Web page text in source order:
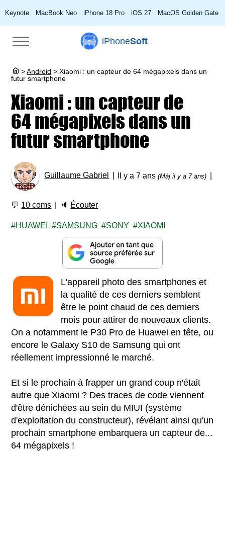
Keynote MacBook Neo iPhone 18 Pro iOS 27 MacOS Golden Gate
iPhoneSoft
> Android > Xiaomi : un capteur de 64 mégapixels dans un
futur smartphone
Xiaomi : un capteur de
64 mégapixels dans un
futur smartphone
Guillaume Gabriel Il y a 7 ans(Màj il y a 7 ans)
💬 10 coms 🔈 Écouter
HUAWEI SAMSUNG SONY XIAOMI
L'appareil photo des smartphones et
la qualité de ces derniers semblent
être le point chaud de ces derniers
mois pour attirer de nouveaux clients.
On a notamment le P30 Pro de Huawei en tête, ou
encore le Galaxy S10 de Samsung qui ont
réellement impressionné le marché.
Et si le prochain à frapper un grand coup n'était
autre que Xiaomi ? Des traces de code viennent
d'être dénichées au sein du MIUI (système
d'exploitation du constructeur), révélant ainsi qu'un
prochain smartphone embarquera un capteur de...
64 mégapixels !